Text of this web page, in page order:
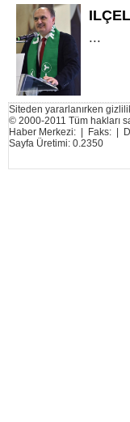
...
Siteden yararlanırken
© 2000-2011 Tüm hakları
Haber Merkezi: | Faks: |
Sayfa Üretimi: 0.2350